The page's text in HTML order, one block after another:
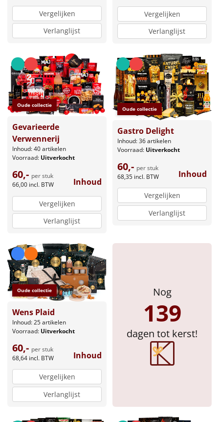
Hitster NIEUW
Pizzarette
Tas
Wake up light
NIEUW
Borrelplank
Warmtekussen
Slowcooker POPULAIR
Noodradio
Deken (fleece plaid)
Alle artikelen
Overige
Ideeën
Personeel
Doe het zelf
Sinterklaaspakketten
Particulier
Kerstgeschenken 2026
Relatiegeschenken
Vergelijken
Verlanglijst
Vergelijken
Verlanglijst
Oude collectie
Gevarieerde
Verwennerij
Inhoud: 40 artikelen
Voorraad: Uitverkocht
60,- per stuk
66,00 incl. BTW Inhoud
Vergelijken
Verlanglijst
Oude collectie
Gastro Delight
Inhoud: 36 artikelen
Voorraad: Uitverkocht
60,- per stuk
68,35 incl. BTW Inhoud
Vergelijken
Verlanglijst
Oude collectie
Wens Plaid
Inhoud: 25 artikelen
Voorraad: Uitverkocht
60,- per stuk
68,64 incl. BTW Inhoud
Vergelijken
Verlanglijst
Nog
139
dagen tot kerst!